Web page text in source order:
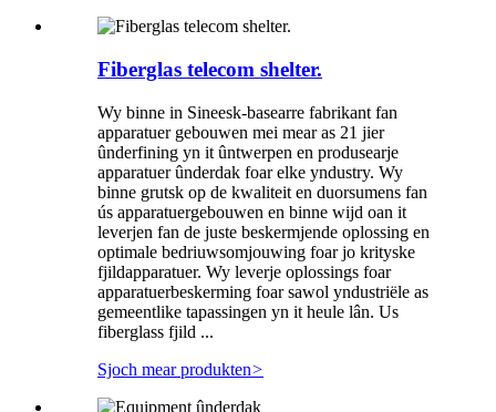
Fiberglas telecom shelter.
Wy binne in Sineesk-basearre fabrikant fan
apparatuer gebouwen mei mear as 21 jier
ûnderfining yn it ûntwerpen en produsearje
apparatuer ûnderdak foar elke yndustry. Wy
binne grutsk op de kwaliteit en duorsumens fan
ús apparatuergebouwen en binne wijd oan it
leverjen fan de juste beskermjende oplossing en
optimale bedriuwsomjouwing foar jo krityske
fjildapparatuer. Wy leverje oplossings foar
apparatuerbeskerming foar sawol yndustriële as
gemeentlike tapassingen yn it heule lân. Us
fiberglass fjild ...
Sjoch mear produkten>